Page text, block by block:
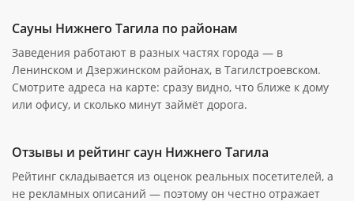
Сауны Нижнего Тагила по районам
Заведения работают в разных частях города — в
Ленинском и Дзержинском районах, в Тагилстроевском.
Смотрите адреса на карте: сразу видно, что ближе к дому
или офису, и сколько минут займёт дорога.
Отзывы и рейтинг саун Нижнего Тагила
Рейтинг складывается из оценок реальных посетителей, а
не рекламных описаний — поэтому он честно отражает